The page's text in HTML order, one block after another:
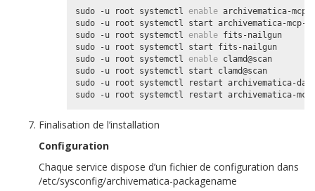
sudo -u root systemctl enable archivematica-
sudo -u root systemctl start archivematica-mcp-
sudo -u root systemctl enable fits-nailgun
sudo -u root systemctl start fits-nailgun
sudo -u root systemctl enable clamd@scan
sudo -u root systemctl start clamd@scan
sudo -u root systemctl restart archivematica-
Finalisation de l’installation
Configuration
Chaque service dispose d’un fichier de configuration dans
/etc/sysconfig/archivematica-packagename